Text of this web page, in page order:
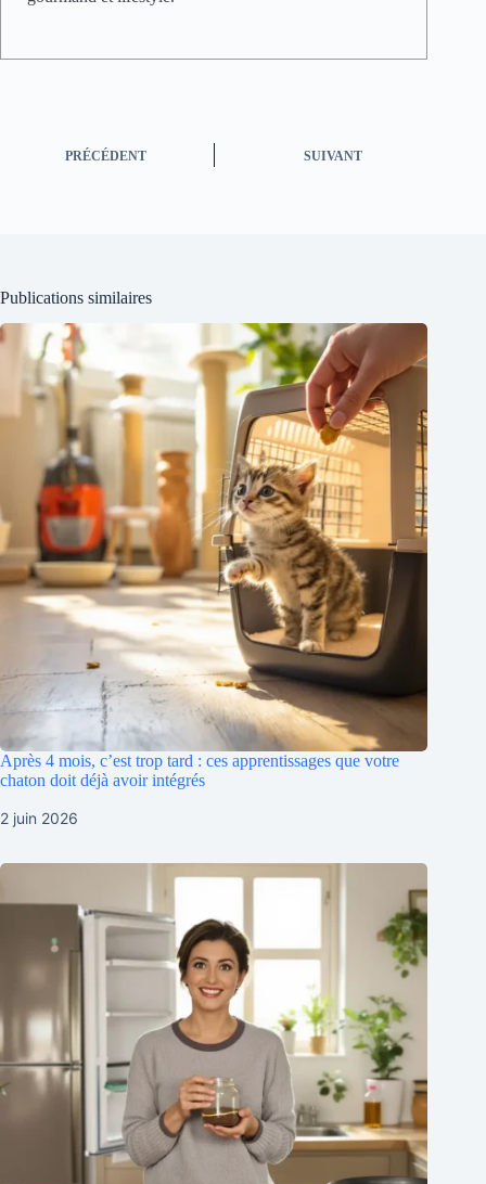
PRÉCÉDENT SUIVANT
Publications similaires
Après 4 mois, c’est trop tard : ces apprentissages que votre
chaton doit déjà avoir intégrés
2 juin 2026